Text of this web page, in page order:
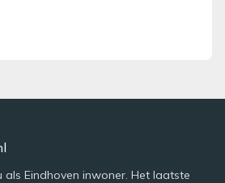
Eindhoven inwoner. Het laatste